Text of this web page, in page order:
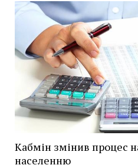
Кабмін змінив процес
населенню